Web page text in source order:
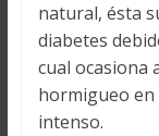
natural, ésta
diabetes
cual ocasiona
hormigueo en
intenso.